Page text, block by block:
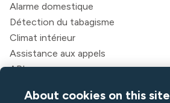
Alarme domestique
Détection du tabagisme
Climat intérieur
Assistance aux appels
API
About cookies on this site